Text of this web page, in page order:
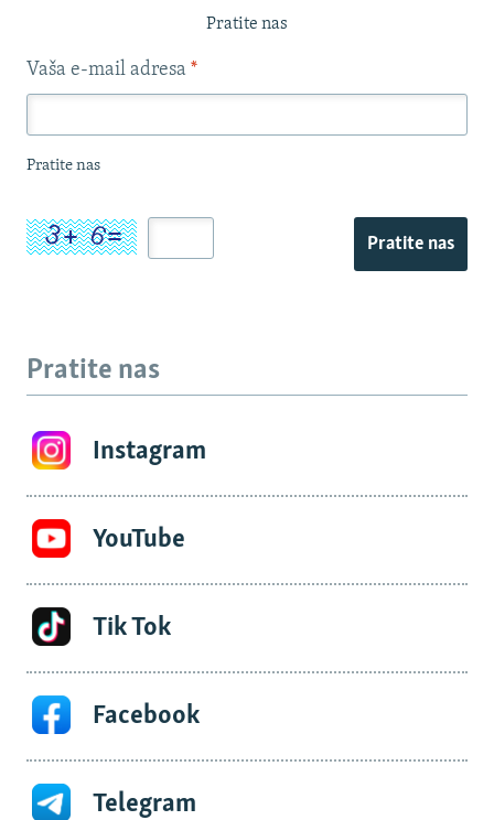
Pratite nas
Vaša e-mail adresa *
Pratite nas
Pratite nas
Pratite nas
Instagram
YouTube
Tik Tok
Facebook
Telegram